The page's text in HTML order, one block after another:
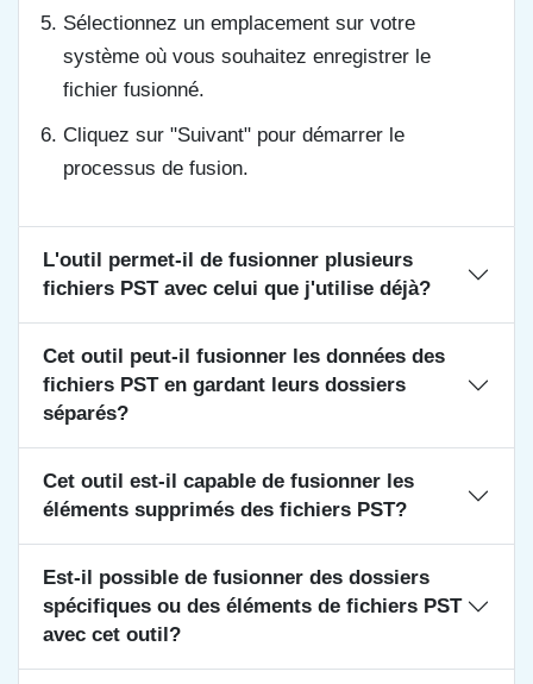
Sélectionnez un emplacement sur votre
système où vous souhaitez enregistrer le
fichier fusionné.
Cliquez sur "Suivant" pour démarrer le
processus de fusion.
L'outil permet-il de fusionner plusieurs
fichiers PST avec celui que j'utilise déjà?
Cet outil peut-il fusionner les données des
fichiers PST en gardant leurs dossiers
séparés?
Cet outil est-il capable de fusionner les
éléments supprimés des fichiers PST?
Est-il possible de fusionner des dossiers
spécifiques ou des éléments de fichiers PST
avec cet outil?